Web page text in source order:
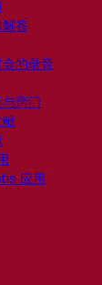
答
的录音
窍门
应用